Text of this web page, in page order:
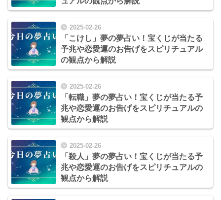
2025-02-26
「こけし」夢の夢占い！宝くじが当たる
予兆や恋愛運のお告げをスピリチュアル
の観点から解説
2025-02-26
「転職」夢の夢占い！宝くじが当たる予
兆や恋愛運のお告げをスピリチュアルの
観点から解説
2025-02-26
「殺人」夢の夢占い！宝くじが当たる予
兆や恋愛運のお告げをスピリチュアルの
観点から解説